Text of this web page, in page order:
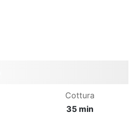
Cottura
35 min